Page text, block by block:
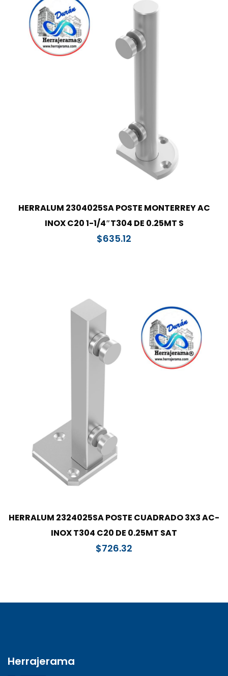
HERRALUM 2304025SA POSTE MONTERREY AC
INOX C20 1-1/4″T304 DE 0.25MT S
$635.12
HERRALUM 2324025SA POSTE CUADRADO 3X3 AC-
INOX T304 C20 DE 0.25MT SAT
$726.32
Herrajerama